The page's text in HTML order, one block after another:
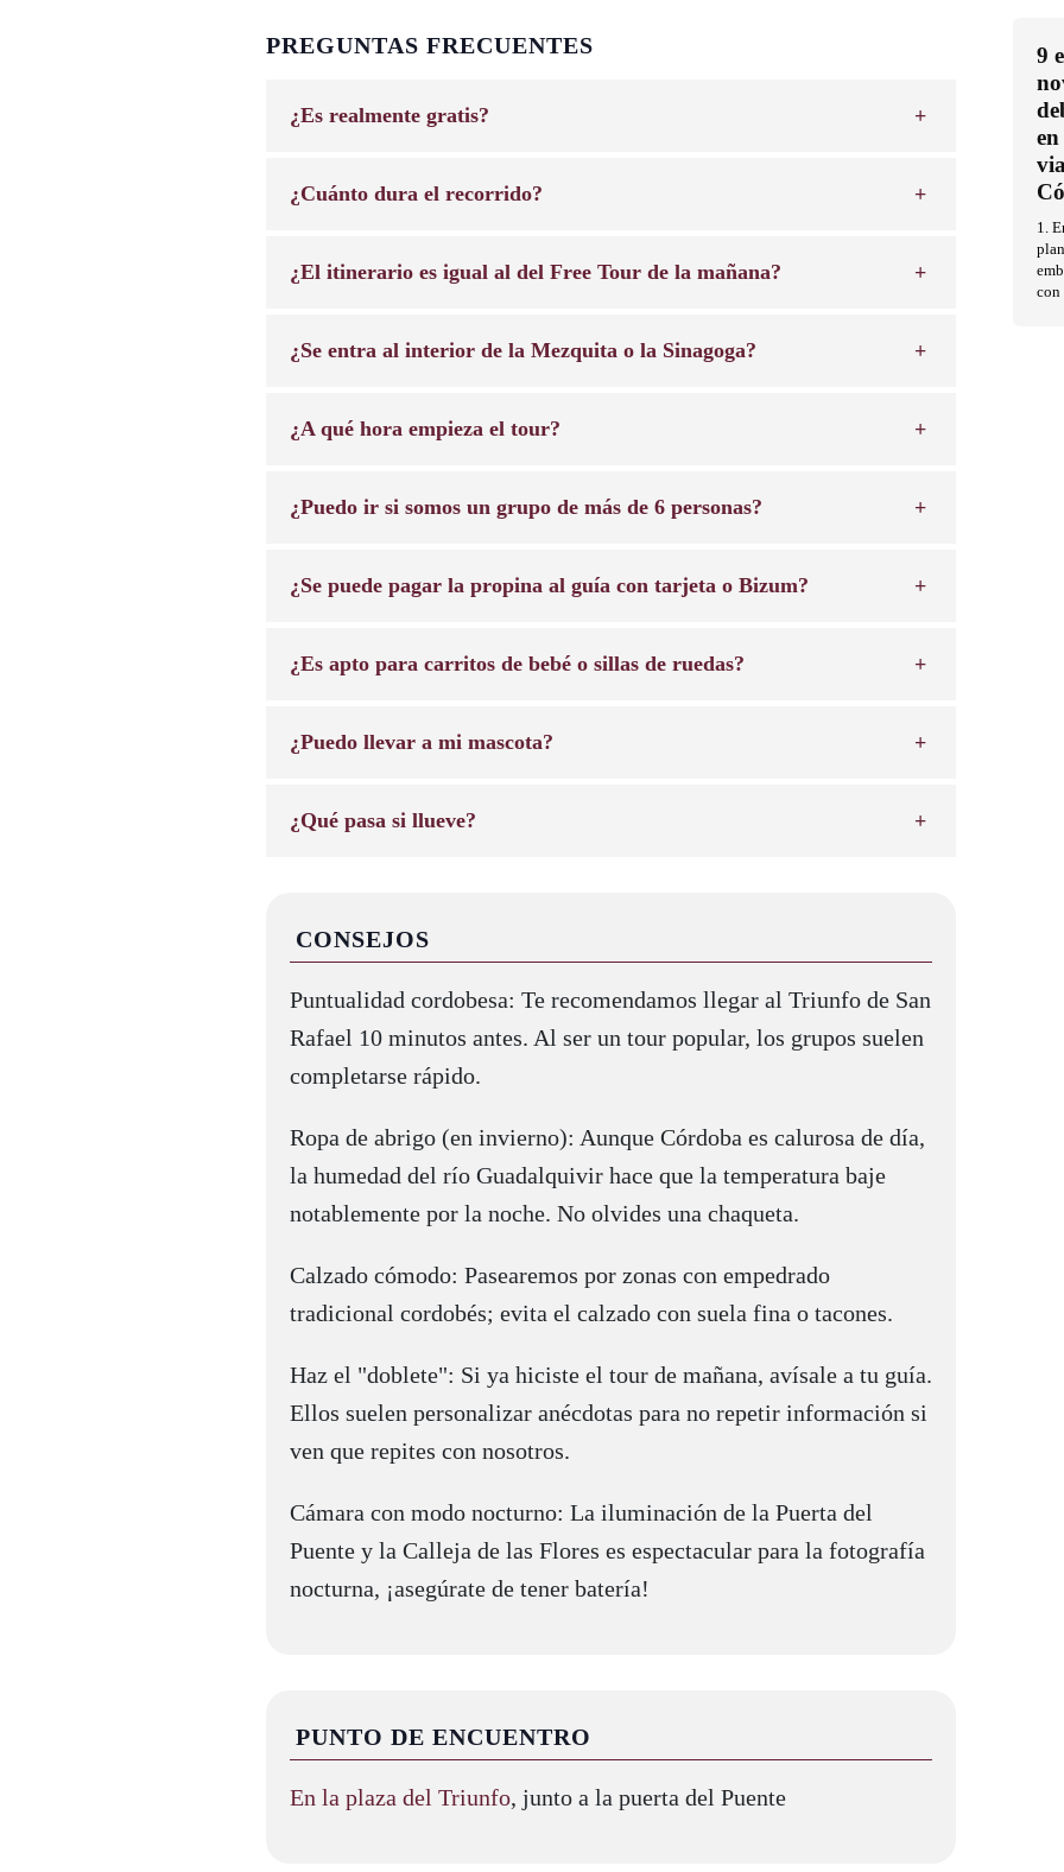
PREGUNTAS FRECUENTES
¿Es realmente gratis?
¿Cuánto dura el recorrido?
¿El itinerario es igual al del Free Tour de la mañana?
¿Se entra al interior de la Mezquita o la Sinagoga?
¿A qué hora empieza el tour?
¿Puedo ir si somos un grupo de más de 6 personas?
¿Se puede pagar la propina al guía con tarjeta o Bizum?
¿Es apto para carritos de bebé o sillas de ruedas?
¿Puedo llevar a mi mascota?
¿Qué pasa si llueve?
CONSEJOS
Puntualidad cordobesa: Te recomendamos llegar al Triunfo de San
Rafael 10 minutos antes. Al ser un tour popular, los grupos suelen
completarse rápido.
Ropa de abrigo (en invierno): Aunque Córdoba es calurosa de día,
la humedad del río Guadalquivir hace que la temperatura baje
notablemente por la noche. No olvides una chaqueta.
Calzado cómodo: Pasearemos por zonas con empedrado
tradicional cordobés; evita el calzado con suela fina o tacones.
Haz el "doblete": Si ya hiciste el tour de mañana, avísale a tu guía.
Ellos suelen personalizar anécdotas para no repetir información si
ven que repites con nosotros.
Cámara con modo nocturno: La iluminación de la Puerta del
Puente y la Calleja de las Flores es espectacular para la fotografía
nocturna, ¡asegúrate de tener batería!
PUNTO DE ENCUENTRO
En la plaza del Triunfo, junto a la puerta del Puente
9
1.
con